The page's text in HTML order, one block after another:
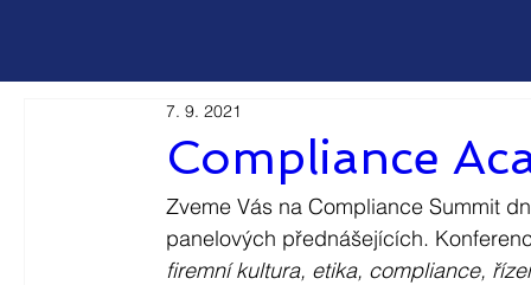
Compliance
7. 9. 2021
Zveme Vás na Compliance Summit
panelových přednášejících.
firemní kultura, etika, compliance,